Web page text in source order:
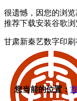
很遗憾，因您的浏
推荐下载安装谷歌浏
甘肃新秦艺数字印刷
您当前的位置：